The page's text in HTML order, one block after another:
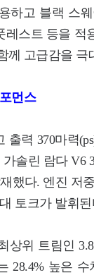
하고 블랙 스
스트 등을 적
께 고급감을 극
먼스
출력 370마력
솔린 람다 V6
했다. 엔진 저
토크가 발휘된
상위 트림인
28.4% 높은